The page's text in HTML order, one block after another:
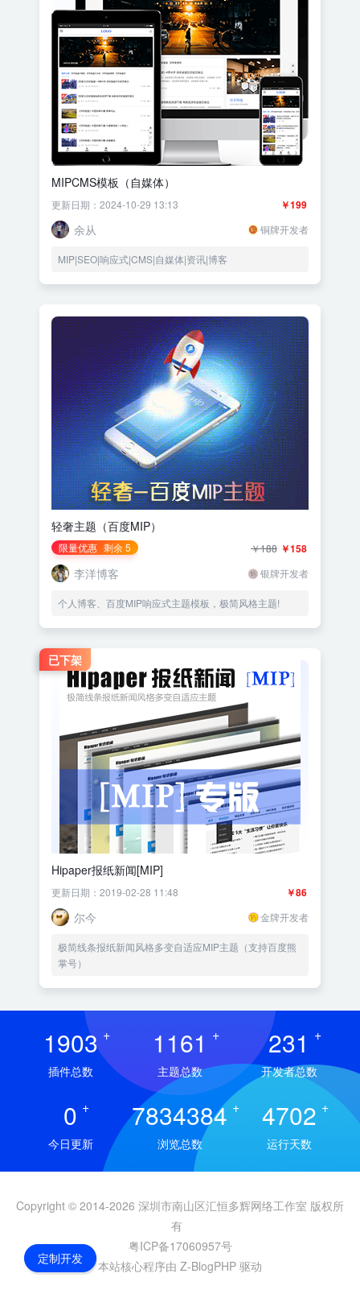
MIPCMS模板（自媒体）
￥199
更新日期：2024-10-29 13:13
余从 铜牌开发者
MIP|SEO|响应式|CMS|自媒体|资讯|博客
轻奢主题（百度MIP）
限量优惠 剩余 5 ￥158
￥188
李洋博客 银牌开发者
个人博客、百度MIP响应式主题模板，极简风格主题!
已下架
Hipaper报纸新闻[MIP]
￥86
更新日期：2019-02-28 11:48
尔今 金牌开发者
极简线条报纸新闻风格多变自适应MIP主题（支持百度熊
掌号）
1903 +
插件总数
1161 +
主题总数
231 +
开发者总数
0 +
今日更新
7834384 +
浏览总数
4702 +
运行天数
Copyright © 2014-2026 深圳市南山区汇恒多辉网络工作室 版权所
有
粤ICP备17060957号
本站核心程序由 Z-BlogPHP 驱动
定制开发